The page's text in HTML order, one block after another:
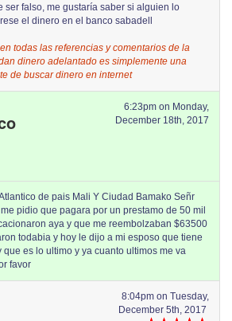
ser falso, me gustaría saber si alguien lo
el dinero en el banco sabadell
todas las referencias y comentarios de la
dinero adelantado es simplemente una
de buscar dinero en internet
6:23pm on Monday,
December 18th, 2017
de pais Mali Y Ciudad Bamako Señr
pidio que pagara por un prestamo de 50 mil
aya y que me reembolzaban $63500
todabia y hoy le dijo a mi esposo que tiene
es lo ultimo y ya cuanto ultimos me va
favor
8:04pm on Tuesday,
December 5th, 2017